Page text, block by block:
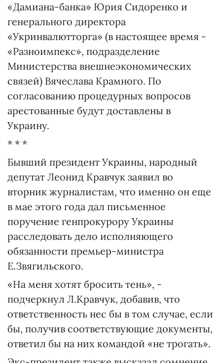
«Дамиана-банка» Юрия Сидоренко и
генерального директора
«Укринвалютторга» (в настоящее время -
«Разноимпекс», подразделение
Министерства внешнеэкономических
связей) Вячеслава Крамного. По
согласованию процедурных вопросов
арестованные будут доставлены в
Украину.
* * *
Бывший президент Украины, народный
депутат Леонид Кравчук заявил во
вторник журналистам, что именно он еще
в мае этого года дал письменное
поручение генпрокурору Украины
расследовать дело исполняющего
обязанности премьер-министра
Е.Звягильского.
«На меня хотят бросить тень», -
подчеркнул Л.Кравчук, добавив, что
ответственность нес бы в том случае, если
бы, получив соответствующие документы,
ответил бы на них командой «не трогать».